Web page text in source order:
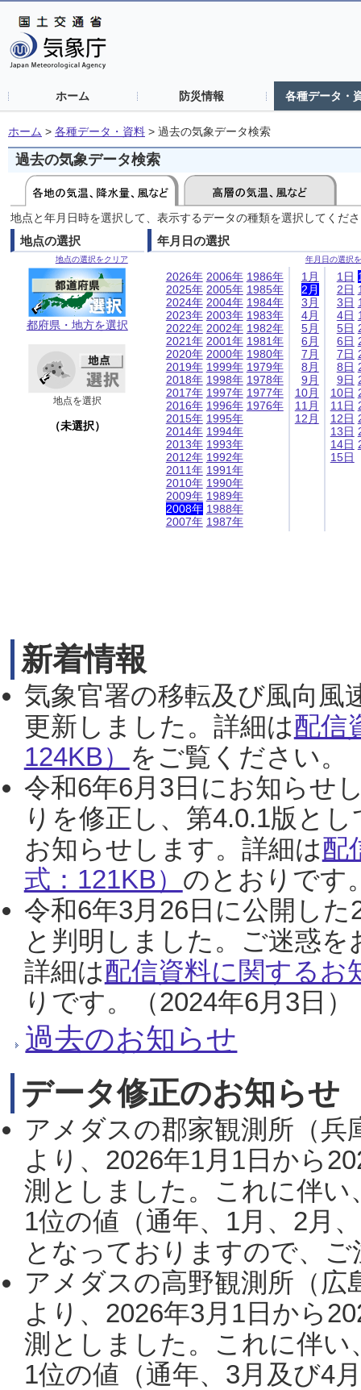
ホーム 防災情報 各種データ・
ホーム > 各種データ・資料 > 過去の気象データ検索
過去の気象データ検索
地点と年月日時を選択して、表示するデータの種類を選択してくだ
地点の選択
地点の選択をクリア
都府県・地方を選択
地点を選択
（未選択）
年月日の選択
年月日の選択
2026年
2025年
2024年
2023年
2022年
2021年
2020年
2019年
2018年
2017年
2016年
2015年
2014年
2013年
2012年
2011年
2010年
2009年
2008年
2007年
2006年
2005年
2004年
2003年
2002年
2001年
2000年
1999年
1998年
1997年
1996年
1995年
1994年
1993年
1992年
1991年
1990年
1989年
1988年
1987年
1986年
1985年
1984年
1983年
1982年
1981年
1980年
1979年
1978年
1977年
1976年
1月
2月
3月
4月
5月
6月
7月
8月
9月
10月
11月
12月
1日
2日
3日
4日
5日
6日
7日
8日
9日
10日
11日
12日
13日
14日
15日
新着情報
気象官署の移転及び風向風
更新しました。詳細は配信
124KB） をご覧ください。
令和6年6月3日にお知らせ
りを修正し、第4.0.1版と
お知らせします。詳細は配
式：121KB） のとおりです
令和6年3月26日に公開し
と判明しました。ご迷惑
詳細は配信資料に関するお
りです。（2024年6月3日）
過去のお知らせ
データ修正のお知らせ
アメダスの郡家観測所（
より、2026年1月1日から
測としました。これに伴い
1位の値（通年、1月、2月
となっておりますので、
アメダスの高野観測所（
より、2026年3月1日から
測としました。これに伴い
1位の値（通年、3月及び4